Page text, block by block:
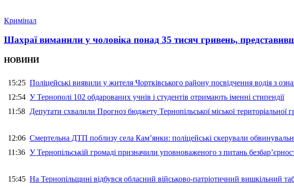
Кримінал
Шахраї виманили у чоловіка понад 35 тисяч гривень,
НОВИНИ
15:25 Поліцейські виявили у жителя Чортківського району посвідчення водія з
12:54 У Тернополі 102 обдарованих учнів і студентів отримають іменні стипендії
11:58 Депутати схвалили Прогноз бюджету Тернопільської міської територіальної
12:06 Смертельна ДТП поблизу села Кам’янки: поліцейські скерували
11:36 У Тернопільській громаді призначили уповноваженого з питань
15:45 На Тернопільщині відбувся обласний військово-патріотичний вишкільний